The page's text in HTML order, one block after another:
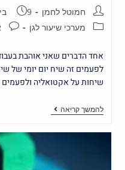
חמוטל לחמן
9 ביולי 2023
מערכי שיעור לגן
אחד הדברים שאני אוהבת
לפעמים זה שיח יום יומי של
שיחות על אקטואליה ולפעמים
להמשך קריאה